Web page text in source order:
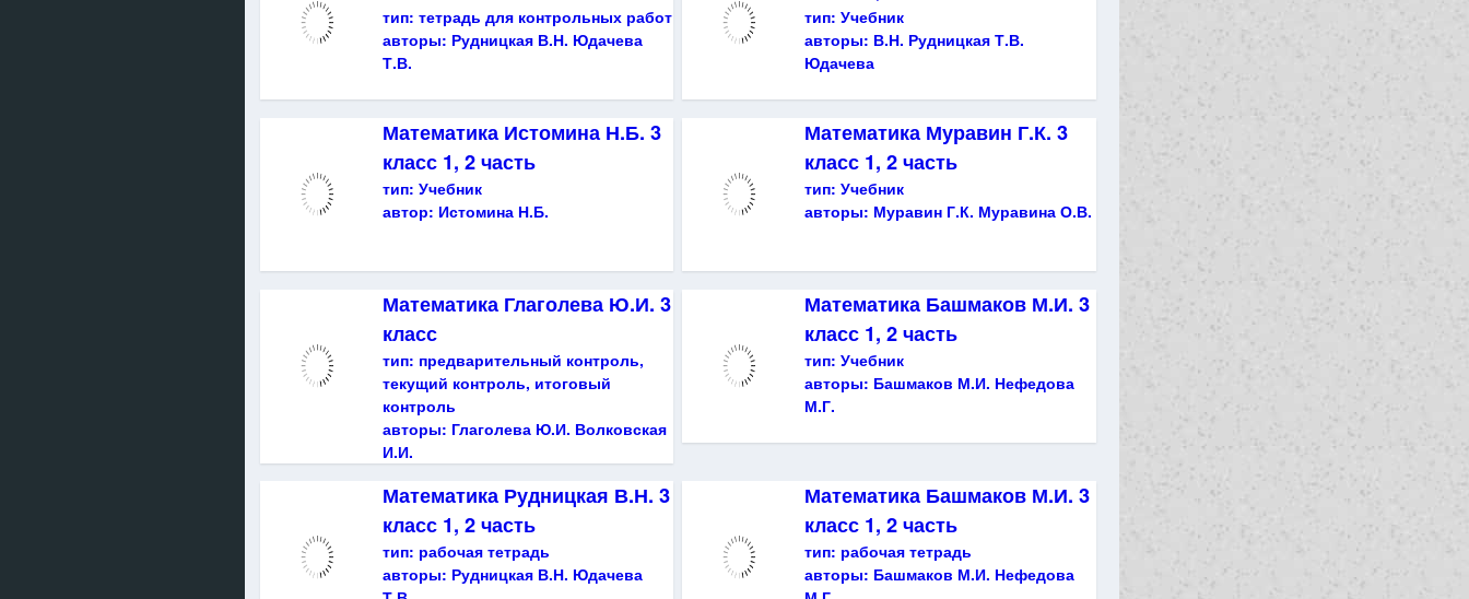
тип: тетрадь для контрольных работ
авторы: Рудницкая В.Н. Юдачева
Т.В.
тип:Учебник
авторы: В.Н. Рудницкая Т.В.
Юдачева
Математика Истомина Н.Б. 3
класс 1, 2 часть
тип: Учебник
автор: Истомина Н.Б.
Математика Муравин Г.К. 3
класс 1, 2 часть
тип:Учебник
авторы: Муравин Г.К. Муравина О.В.
Математика Глаголева Ю.И. 3
класс
тип: предварительный контроль,
текущий контроль, итоговый
контроль
авторы: Глаголева Ю.И. Волковская
И.И.
Математика Башмаков М.И. 3
класс 1, 2 часть
тип:Учебник
авторы: Башмаков М.И. Нефедова
М.Г.
Математика Рудницкая В.Н. 3
класс 1, 2 часть
тип: рабочая тетрадь
авторы: Рудницкая В.Н. Юдачева
Математика Башмаков М.И. 3
класс 1, 2 часть
тип: рабочая тетрадь
авторы: Башмаков М.И. Нефедова